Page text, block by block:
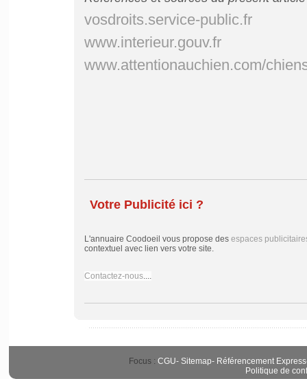
vosdroits.service-public.fr
www.interieur.gouv.fr
www.attentionauchien.com/
Votre Publicité ici ?
L'annuaire Coodoeil vous propose des espaces
contextuel avec lien vers votre site.
Contactez-nous....
Focus : CGU- Sitemap- Référencement Express
Politique de